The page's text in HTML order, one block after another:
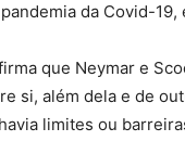
da Covid-19,
que Neymar e
si, além dela e de
limites ou